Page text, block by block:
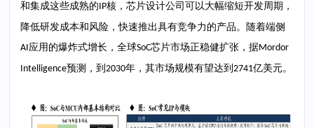
和集成这些成熟的IP核，芯片设计公司可以大幅缩短开发周期，
降低研发成本和风险，快速推出具有竞争力的产品。随着端侧
AI应用的爆炸式增长，全球SoC芯片市场正稳健扩张，据Mordor
Intelligence预测，到2030年，其市场规模有望达到2741亿美元。